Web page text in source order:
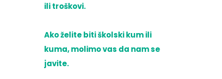
ili troškovi.
Ako želite biti školski kum ili
kuma, molimo vas da nam se
javite.